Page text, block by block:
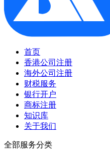
首页
香港公司注册
海外公司注册
财税服务
银行开户
商标注册
知识库
关于我们
全部服务分类